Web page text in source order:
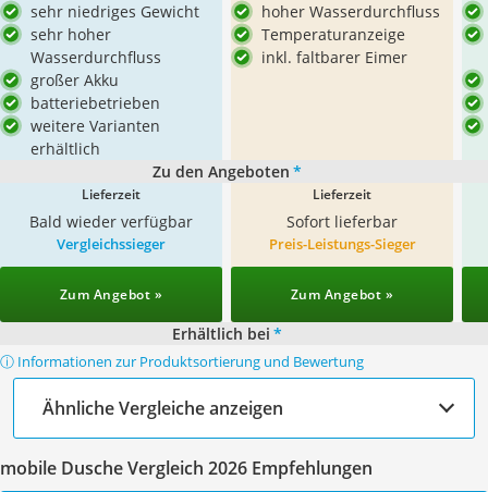
sehr niedriges Gewicht
sehr hoher
Wasserdurchfluss
großer Akku
batteriebetrieben
weitere Varianten
erhältlich
hoher Wasserdurchfluss
Temperaturanzeige
inkl. faltbarer Eimer
Zu den Angeboten *
Lieferzeit
Bald wieder verfügbar
Lieferzeit
Sofort lieferbar
Vergleichssieger
Zum Angebot »
Preis-Leistungs-Sieger
Zum Angebot »
Erhältlich bei *
ⓘ Informationen zur Produktsortierung und Bewertung
Ähnliche Vergleiche anzeigen
mobile Dusche Vergleich 2026 Empfehlungen